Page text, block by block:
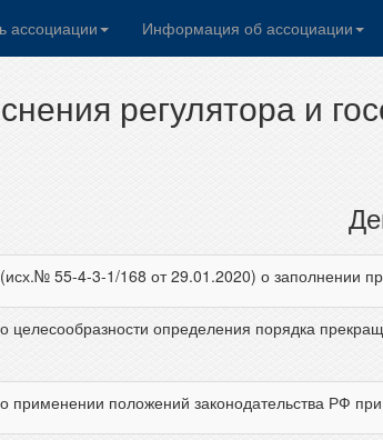
ассоциации Информация об ассоциации
регулятора и
55-4-3-1/168 от 29.01.2020) о заполнении
целесообразности определения порядка
применении положений законодательства РФ